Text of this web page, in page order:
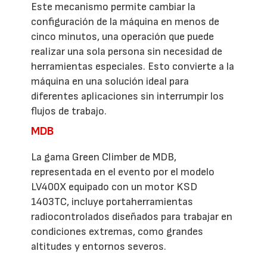
Este mecanismo permite cambiar la
configuración de la máquina en menos de
cinco minutos, una operación que puede
realizar una sola persona sin necesidad de
herramientas especiales. Esto convierte a la
máquina en una solución ideal para
diferentes aplicaciones sin interrumpir los
flujos de trabajo.
MDB
La gama Green Climber de MDB,
representada en el evento por el modelo
LV400X equipado con un motor KSD
1403TC, incluye portaherramientas
radiocontrolados diseñados para trabajar en
condiciones extremas, como grandes
altitudes y entornos severos.